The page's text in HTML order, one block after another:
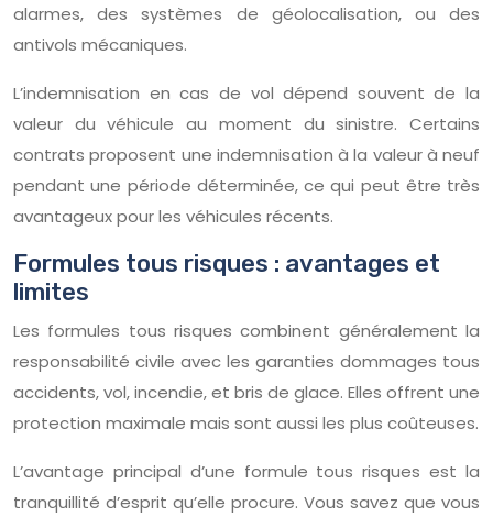
alarmes, des systèmes de géolocalisation, ou des
antivols mécaniques.
L’indemnisation en cas de vol dépend souvent de la
valeur du véhicule au moment du sinistre. Certains
contrats proposent une indemnisation à la valeur à neuf
pendant une période déterminée, ce qui peut être très
avantageux pour les véhicules récents.
Formules tous risques : avantages et
limites
Les formules tous risques combinent généralement la
responsabilité civile avec les garanties dommages tous
accidents, vol, incendie, et bris de glace. Elles offrent une
protection maximale mais sont aussi les plus coûteuses.
L’avantage principal d’une formule tous risques est la
tranquillité d’esprit qu’elle procure. Vous savez que vous